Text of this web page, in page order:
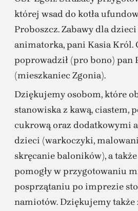
której wsad do kotła
Proboszcz. Zabawy dla
animatorka, pani Kasia Król.
poprowadził (pro bono) pan
(mieszkaniec Zgonia).
Dziękujemy osobom, które
stanowiska z kawą, ciastem,
cukrową oraz dodatkowymi
dzieci (warkoczyki,
skręcanie baloników), a
pomogły w przygotowaniu
posprzątaniu po imprezie
namiotów. Dziękujemy także